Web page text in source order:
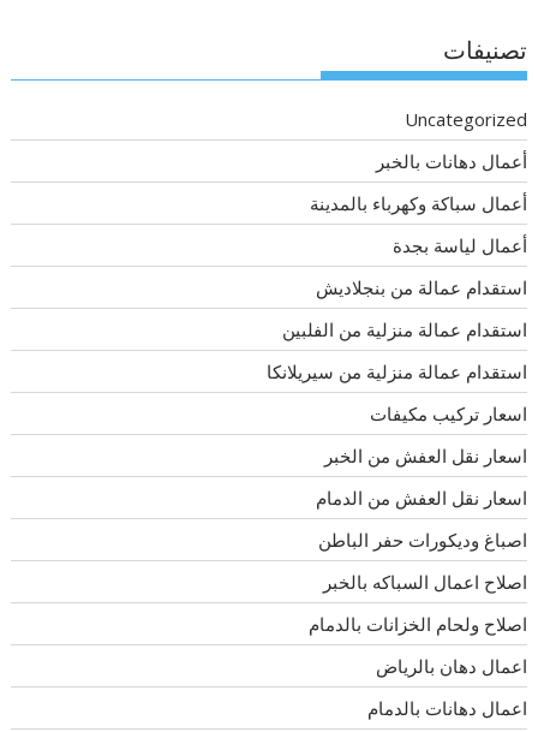
تصنيفات
Uncategorized
أعمال دهانات بالخبر
أعمال سباكة وكهرباء بالمدينة
أعمال لياسة بجدة
استقدام عمالة من بنجلاديش
استقدام عمالة منزلية من الفلبين
استقدام عمالة منزلية من سيريلانكا
اسعار تركيب مكيفات
اسعار نقل العفش من الخبر
اسعار نقل العفش من الدمام
اصباغ وديكورات حفر الباطن
اصلاح اعمال السباكه بالخبر
اصلاح ولحام الخزانات بالدمام
اعمال دهان بالرياض
اعمال دهانات بالدمام